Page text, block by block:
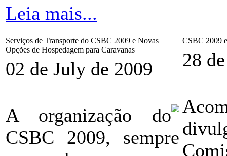
Leia mais...
Serviços de Transporte do CSBC 2009 e Novas
Opções de Hospedagem para Caravanas
02 de July de 2009
A organização do
CSBC 2009, sempre
CSBC 2009
28